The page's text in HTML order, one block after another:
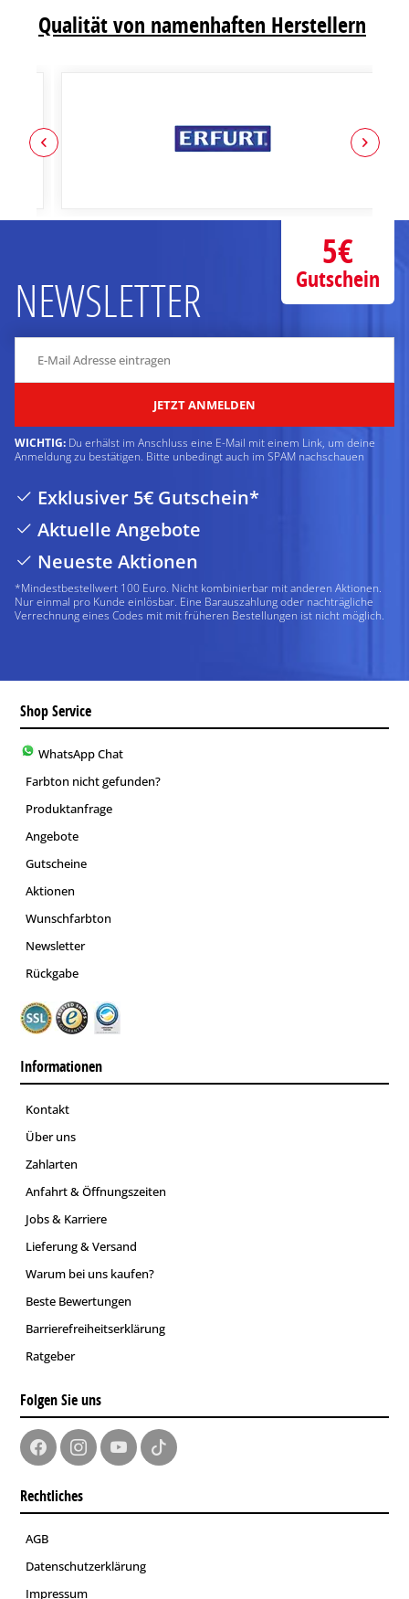
Qualität von namenhaften Herstellern
NEWSLETTER
JETZT ANMELDEN
WICHTIG: Du erhälst im Anschluss eine E-Mail mit einem Link, um deine
Anmeldung zu bestätigen. Bitte unbedingt auch im SPAM nachschauen
Exklusiver 5€ Gutschein*
Aktuelle Angebote
Neueste Aktionen
*Mindestbestellwert 100 Euro. Nicht kombinierbar mit anderen Aktionen.
Nur einmal pro Kunde einlösbar. Eine Barauszahlung oder nachträgliche
Verrechnung eines Codes mit mit früheren Bestellungen ist nicht möglich.
5€
Gutschein
Shop Service
WhatsApp Chat
Farbton nicht gefunden?
Produktanfrage
Angebote
Gutscheine
Aktionen
Wunschfarbton
Newsletter
Rückgabe
Informationen
Kontakt
Über uns
Zahlarten
Anfahrt & Öffnungszeiten
Jobs & Karriere
Lieferung & Versand
Warum bei uns kaufen?
Beste Bewertungen
Barrierefreiheitserklärung
Ratgeber
Folgen Sie uns
Rechtliches
AGB
Datenschutzerklärung
Impressum